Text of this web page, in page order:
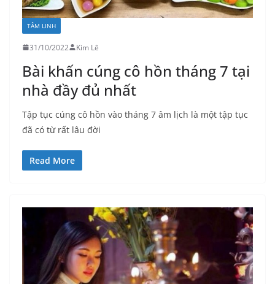
TÂM LINH
31/10/2022 Kim Lê
Bài khấn cúng cô hồn tháng 7 tại
nhà đầy đủ nhất
Tập tục cúng cô hồn vào tháng 7 âm lịch là một tập tục
đã có từ rất lâu đời
Read More